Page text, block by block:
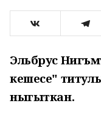
Эльбрус
кешесе"
ныгыткан.